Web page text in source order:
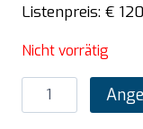
Listenpreis: €
Nicht vorrätig
SARO
Schneidscheibe